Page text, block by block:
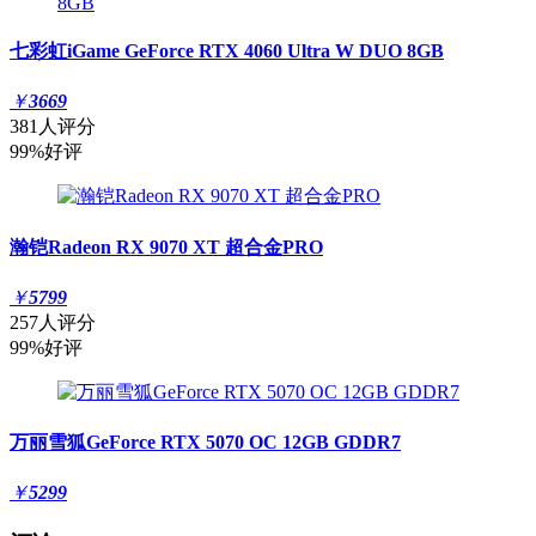
七彩虹iGame GeForce RTX 4060 Ultra W DUO 8GB
￥3669
381人评分
99%好评
瀚铠Radeon RX 9070 XT 超合金PRO
￥5799
257人评分
99%好评
万丽雪狐GeForce RTX 5070 OC 12GB GDDR7
￥5299